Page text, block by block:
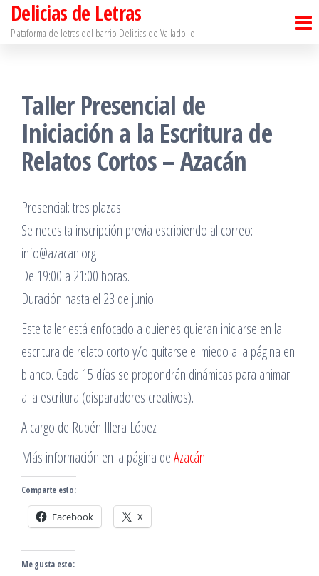
SaltarDelicias de Letras
Plataforma de letras del barrio Delicias de Valladolid
Taller Presencial de
Iniciación a la Escritura de
Relatos Cortos – Azacán
Presencial: tres plazas.
Se necesita inscripción previa escribiendo al correo:
info@azacan.org
De 19:00 a 21:00 horas.
Duración hasta el 23 de junio.
Este taller está enfocado a quienes quieran iniciarse en la
escritura de relato corto y/o quitarse el miedo a la página en
blanco. Cada 15 días se propondrán dinámicas para animar
a la escritura (disparadores creativos).
A cargo de Rubén Illera López
Más información en la página deAzacán.
Comparte esto:
Facebook X
Me gusta esto: